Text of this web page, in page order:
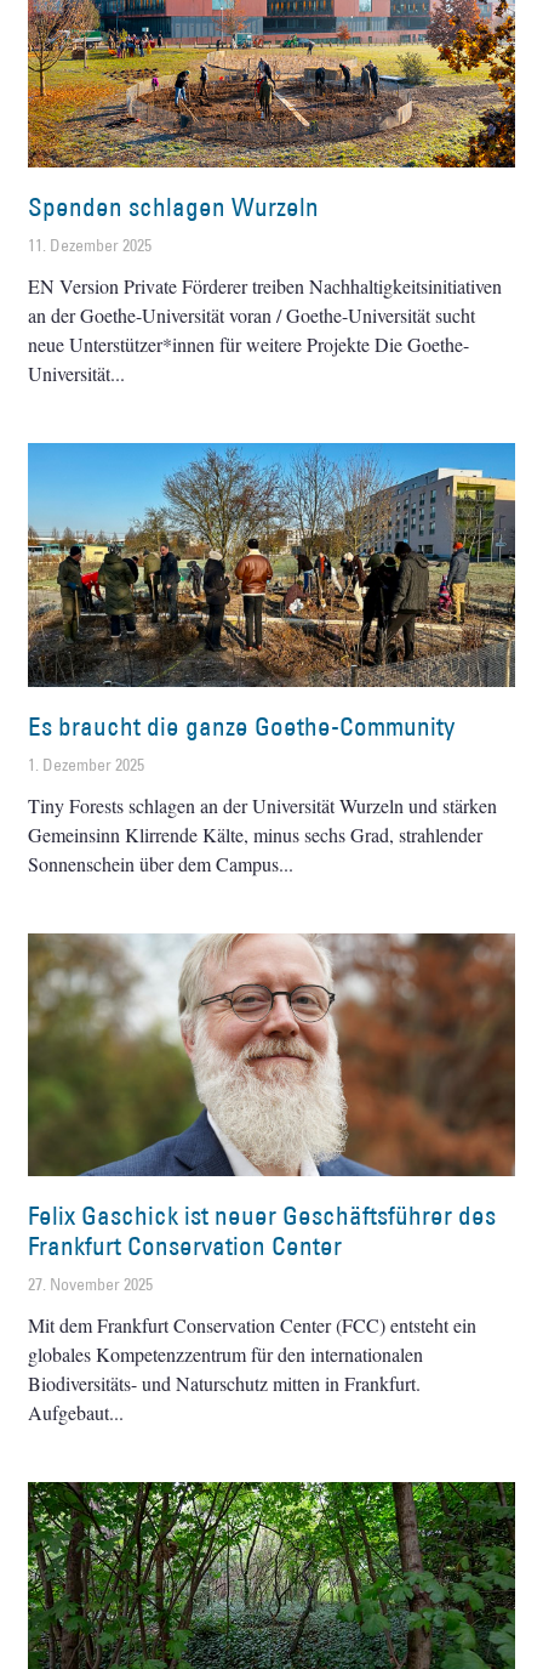
Spenden schlagen Wurzeln
11. Dezember 2025
EN Version Private Förderer treiben Nachhaltigkeitsinitiativen
an der Goethe-Universität voran / Goethe-Universität sucht
neue Unterstützer*innen für weitere Projekte Die Goethe-
Universität
Es braucht die ganze Goethe-Community
1. Dezember 2025
Tiny Forests schlagen an der Universität Wurzeln und stärken
Gemeinsinn Klirrende Kälte, minus sechs Grad, strahlender
Sonnenschein über dem Campus
Felix Gaschick ist neuer Geschäftsführer des
Frankfurt Conservation Center
27. November 2025
Mit dem Frankfurt Conservation Center (FCC) entsteht ein
globales Kompetenzzentrum für den internationalen
Biodiversitäts- und Naturschutz mitten in Frankfurt.
Aufgebaut